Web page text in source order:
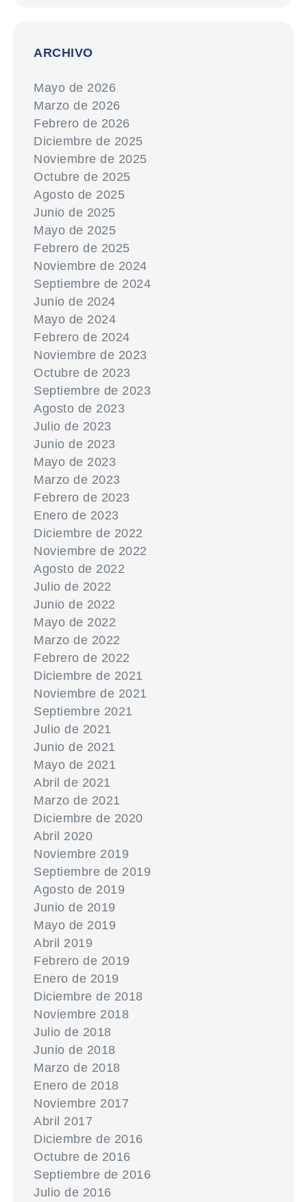
ARCHIVO
Mayo de 2026
Marzo de 2026
Febrero de 2026
Diciembre de 2025
Noviembre de 2025
Octubre de 2025
Agosto de 2025
Junio de 2025
Mayo de 2025
Febrero de 2025
Noviembre de 2024
Septiembre de 2024
Junio de 2024
Mayo de 2024
Febrero de 2024
Noviembre de 2023
Octubre de 2023
Septiembre de 2023
Agosto de 2023
Julio de 2023
Junio de 2023
Mayo de 2023
Marzo de 2023
Febrero de 2023
Enero de 2023
Diciembre de 2022
Noviembre de 2022
Agosto de 2022
Julio de 2022
Junio de 2022
Mayo de 2022
Marzo de 2022
Febrero de 2022
Diciembre de 2021
Noviembre de 2021
Septiembre 2021
Julio de 2021
Junio de 2021
Mayo de 2021
Abril de 2021
Marzo de 2021
Diciembre de 2020
Abril 2020
Noviembre 2019
Septiembre de 2019
Agosto de 2019
Junio de 2019
Mayo de 2019
Abril 2019
Febrero de 2019
Enero de 2019
Diciembre de 2018
Noviembre 2018
Julio de 2018
Junio de 2018
Marzo de 2018
Enero de 2018
Noviembre 2017
Abril 2017
Diciembre de 2016
Octubre de 2016
Septiembre de 2016
Julio de 2016